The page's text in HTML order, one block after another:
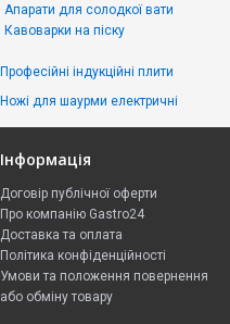
Апарати для солодкої вати
Кавоварки на піску
Професійні індукційні плити
Ножі для шаурми електричні
Інформація
Договір публічної оферти
Про компанію Gastro24
Доставка та оплата
Політика конфіденційності
Умови та положення повернення
або обміну товару